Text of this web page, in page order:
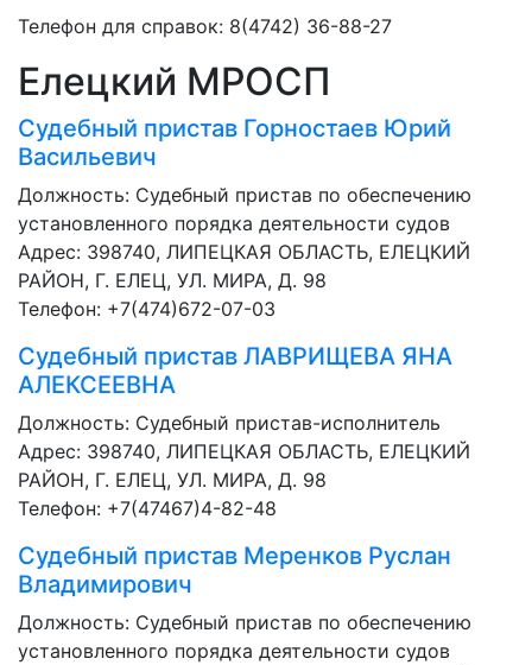
Телефон для справок: 8(4742) 36-88-27
Елецкий МРОСП
Судебный пристав Горностаев Юрий
Васильевич
Должность: Судебный пристав по обеспечению
установленного порядка деятельности судов
Адрес: 398740, ЛИПЕЦКАЯ ОБЛАСТЬ, ЕЛЕЦКИЙ
РАЙОН, Г. ЕЛЕЦ, УЛ. МИРА, Д. 98
Телефон: +7(474)672-07-03
Судебный пристав ЛАВРИЩЕВА ЯНА
АЛЕКСЕЕВНА
Должность: Судебный пристав-исполнитель
Адрес: 398740, ЛИПЕЦКАЯ ОБЛАСТЬ, ЕЛЕЦКИЙ
РАЙОН, Г. ЕЛЕЦ, УЛ. МИРА, Д. 98
Телефон: +7(47467)4-82-48
Судебный пристав Меренков Руслан
Владимирович
Должность: Судебный пристав по обеспечению
установленного порядка деятельности судов